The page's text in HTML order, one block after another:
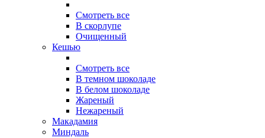
Смотреть все
В скорлупе
Очищенный
Кешью
Смотреть все
В темном шоколаде
В белом шоколаде
Жареный
Нежареный
Макадамия
Миндаль